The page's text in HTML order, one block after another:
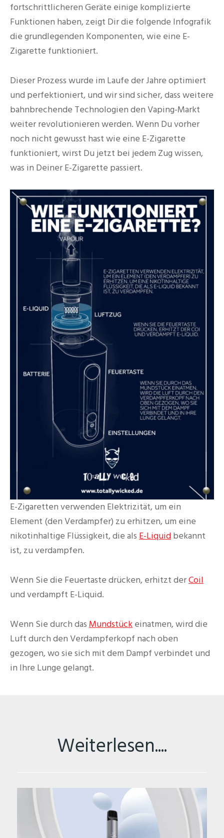
fortschrittlicheren Geräte einige komplizierte
Funktionen haben, zeigt Dir die folgende Infografik
die grundlegenden Komponenten, wie eine E-
Zigarette funktioniert.
Dieser Prozess wurde im Laufe der Jahre optimiert
und perfektioniert, und wir sind sicher, dass weitere
bahnbrechende Technologien den Vaping-Markt
weiter revolutionieren werden. Wenn Du vorher
noch nicht gewusst hast wie eine E-Zigarette
funktioniert, wirst Du jetzt bei jedem Zug wissen,
was in Deiner E-Zigarette passiert.
E-Zigaretten verwenden Elektrizität, um ein
Element (den Verdampfer) zu erhitzen, um eine
nikotinhaltige Flüssigkeit, die als E-Liquid bekannt
ist, zu verdampfen.
Wenn Sie die Feuertaste drücken, erhitzt derCoil
und verdampft E-Liquid.
Wenn Sie durch das Mundstück einatmen, wird die
Luft durch den Verdampferkopf nach oben
gezogen, wo sie sich mit dem Dampf verbindet und
in Ihre Lunge gelangt.
Weiterlesen....